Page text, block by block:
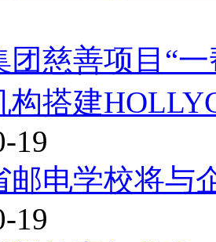
团慈善项目“
构搭建
19
邮电学校将与
19